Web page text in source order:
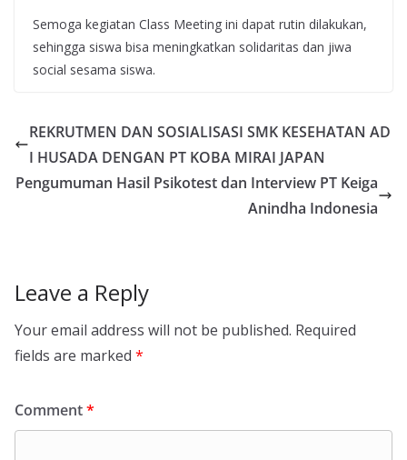
Semoga kegiatan Class Meeting ini dapat rutin dilakukan,
sehingga siswa bisa meningkatkan solidaritas dan jiwa
social sesama siswa.
REKRUTMEN DAN SOSIALISASI SMK KESEHATAN AD
I HUSADA DENGAN PT KOBA MIRAI JAPAN
Pengumuman Hasil Psikotest dan Interview PT Keiga
Anindha Indonesia
Leave a Reply
Your email address will not be published. Required
fields are marked *
Comment*